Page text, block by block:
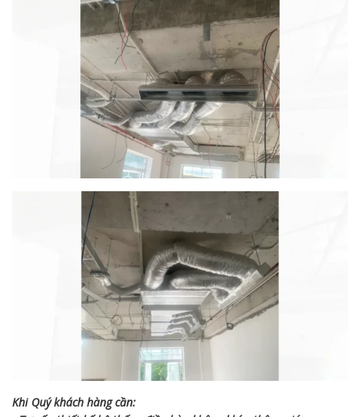
Khi Quý khách hàng cần: